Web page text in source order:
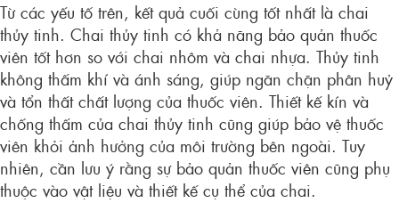
Từ các yếu tố trên, kết quả cuối cùng tốt nhất là chai
thủy tinh. Chai thủy tinh có khả năng bảo quản thuốc
viên tốt hơn so với chai nhôm và chai nhựa. Thủy tinh
không thấm khí và ánh sáng, giúp ngăn chặn phân huỷ
và tổn thất chất lượng của thuốc viên. Thiết kế kín và
chống thấm của chai thủy tinh cũng giúp bảo vệ thuốc
viên khỏi ảnh hưởng của môi trường bên ngoài. Tuy
nhiên, cần lưu ý rằng sự bảo quản thuốc viên cũng phụ
thuộc vào vật liệu và thiết kế cụ thể của chai.